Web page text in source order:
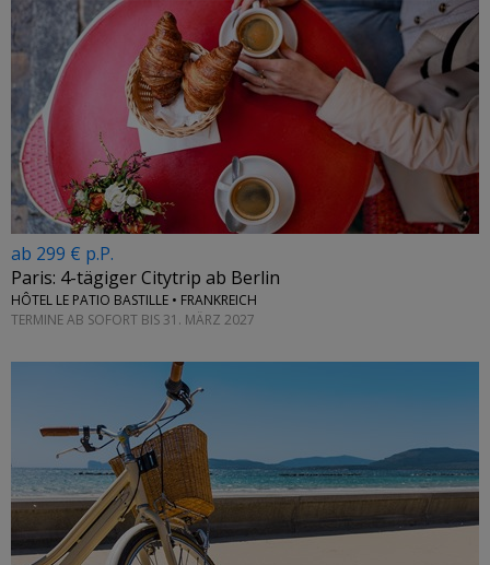
ab 299 € p.P.
Paris: 4-tägiger Citytrip ab Berlin
HÔTEL LE PATIO BASTILLE • FRANKREICH
TERMINE AB SOFORT BIS 31. MÄRZ 2027
←